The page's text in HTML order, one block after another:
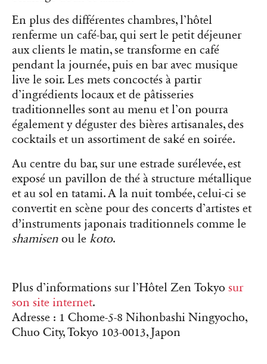
En plus des différentes chambres, l’hôtel
renferme un café-bar, qui sert le petit déjeuner
aux clients le matin, se transforme en café
pendant la journée, puis en bar avec musique
live le soir. Les mets concoctés à partir
d’ingrédients locaux et de pâtisseries
traditionnelles sont au menu et l’on pourra
également y déguster des bières artisanales, des
cocktails et un assortiment de saké en soirée.
Au centre du bar, sur une estrade surélevée, est
exposé un pavillon de thé à structure métallique
et au sol en tatami. A la nuit tombée, celui-ci se
convertit en scène pour des concerts d’artistes et
d’instruments japonais traditionnels comme le
shamisen ou le koto.
Plus d’informations sur l’Hôtel Zen Tokyo sur
son site internet.
Adresse : 1 Chome-5-8 Nihonbashi Ningyocho,
Chuo City, Tokyo 103-0013, Japon